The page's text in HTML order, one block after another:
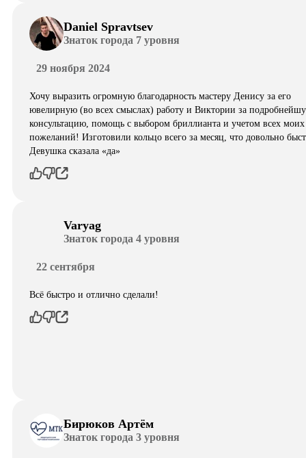
Daniel Spravtsev
Знаток города 7 уровня
29 ноября 2024
Хочу выразить огромную благодарность мастеру Денису за его
ювелирную (во всех смыслах) работу и Виктории за
консультацию, помощь с выбором бриллианта и учетом всех моих
пожеланий! Изготовили кольцо всего за месяц, что довольно
Девушка сказала «да»
Varyag
Знаток города 4 уровня
22 сентября
Всё быстро и отлично сделали!
Бирюков Артём
Знаток города 3 уровня